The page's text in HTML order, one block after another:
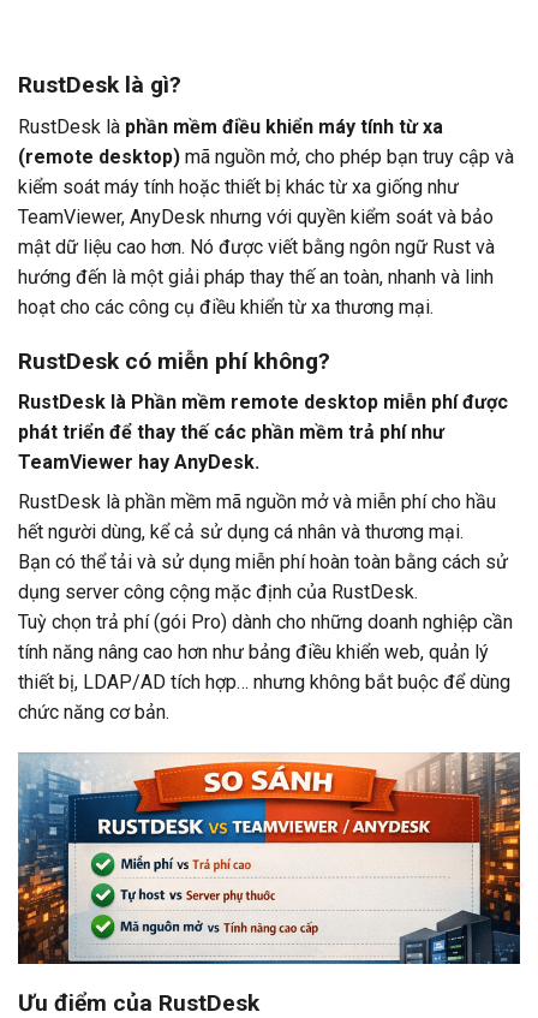
RustDesk là gì?
RustDesk là phần mềm điều khiển máy tính từ xa
(remote desktop) mã nguồn mở, cho phép bạn truy cập và
kiểm soát máy tính hoặc thiết bị khác từ xa giống như
TeamViewer, AnyDesk nhưng với quyền kiểm soát và bảo
mật dữ liệu cao hơn. Nó được viết bằng ngôn ngữ Rust và
hướng đến là một giải pháp thay thế an toàn, nhanh và linh
hoạt cho các công cụ điều khiển từ xa thương mại.
RustDesk có miễn phí không?
RustDesk là Phần mềm remote desktop miễn phí được
phát triển để thay thế các phần mềm trả phí như
TeamViewer hay AnyDesk.
RustDesk là phần mềm mã nguồn mở và miễn phí cho hầu
hết người dùng, kể cả sử dụng cá nhân và thương mại.
Bạn có thể tải và sử dụng miễn phí hoàn toàn bằng cách sử
dụng server công cộng mặc định của RustDesk.
Tuỳ chọn trả phí (gói Pro) dành cho những doanh nghiệp cần
tính năng nâng cao hơn như bảng điều khiển web, quản lý
thiết bị, LDAP/AD tích hợp… nhưng không bắt buộc để dùng
chức năng cơ bản.
Ưu điểm của RustDesk